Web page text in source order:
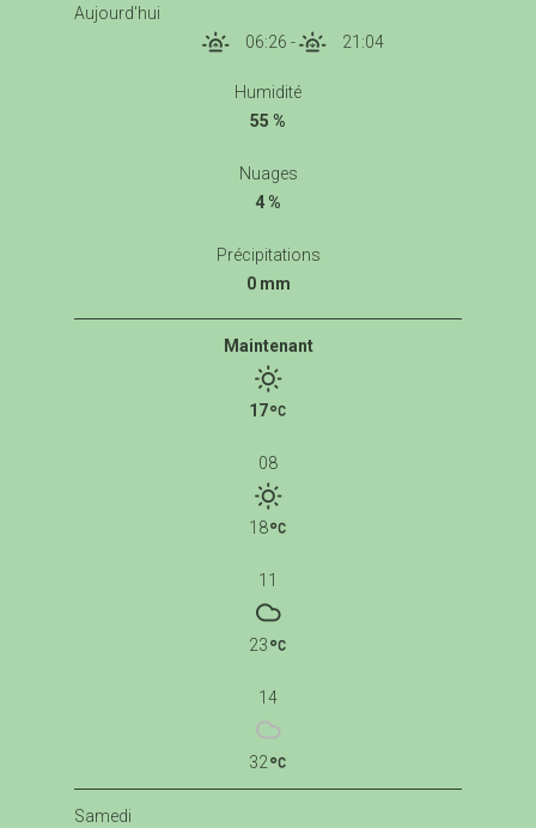
Aujourd'hui
06:26 - 21:04
Humidité
55 %
Nuages
4 %
Précipitations
0 mm
Maintenant
17
08
18
11
23
14
32
Samedi